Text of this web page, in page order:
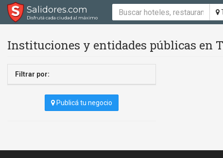
Salidores.com
Disfrutá cada ciudad al máximo
Instituciones y entidades públicas en
Filtrar por:
Publicá tu negocio